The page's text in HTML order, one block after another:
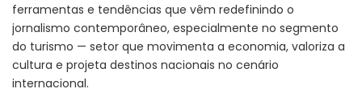
ferramentas e tendências que vêm redefinindo o
jornalismo contemporâneo, especialmente no segmento
do turismo — setor que movimenta a economia, valoriza a
cultura e projeta destinos nacionais no cenário
internacional.